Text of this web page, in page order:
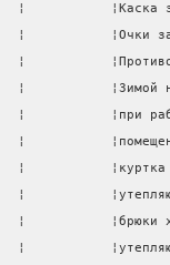
¦           ¦Каска
¦           ¦Очки
¦           ¦Зимой
¦при
¦
¦куртка
¦
¦брюки
¦